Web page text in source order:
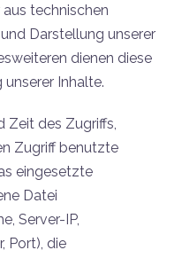
technischen
Darstellung unserer
dienen diese
Inhalte.
Zeit des Zugriffs,
Zugriff benutzte
eingesetzte
Datei
Server-IP,
Port), die